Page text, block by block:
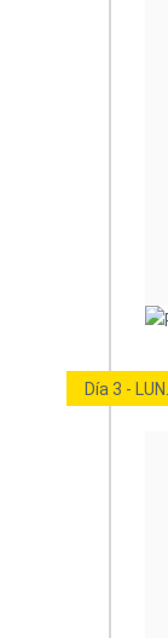
Día 3 - LUN.